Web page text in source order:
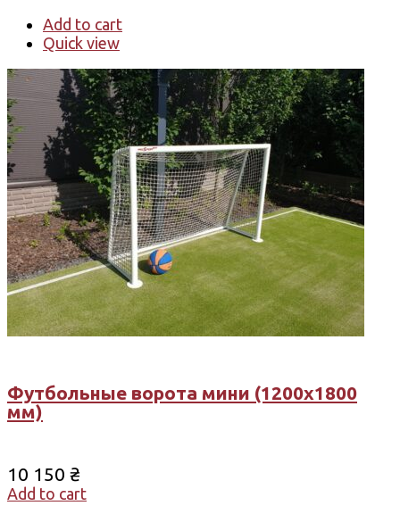
Add to cart
Quick view
Футбольные ворота мини (1200х1800
мм)
10 150 ₴
Add to cart